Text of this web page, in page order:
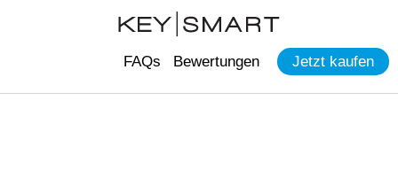
Jetzt kaufen
Bewertungen
FAQs